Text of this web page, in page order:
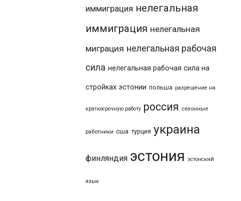
иммиграция нелегальная
иммиграция нелегальная
миграция нелегальная рабочая
сила нелегальная рабочая сила на
стройках эстонии польша разрешение на
краткосрочную работу россия сезонные
работники сша турция украина
финляндия эстония эстонский
язык